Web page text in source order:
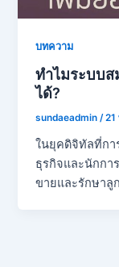
บทความ
ทำไมระบบส
ได้?
sundaeadmin /21
ในยุคดิจิทัลที่กา
ธุรกิจและนักกา
ขายและรักษาลู